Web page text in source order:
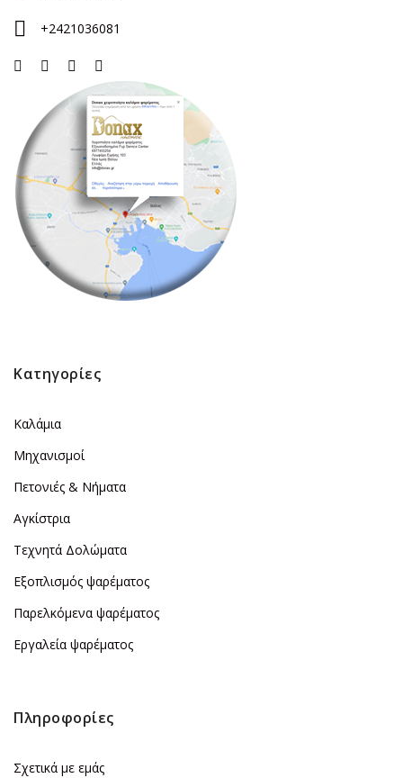
+2421036081
Κατηγορίες
Καλάμια
Μηχανισμοί
Πετονιές & Νήματα
Αγκίστρια
Τεχνητά Δολώματα
Εξοπλισμός ψαρέματος
Παρελκόμενα ψαρέματος
Εργαλεία ψαρέματος
Πληροφορίες
Σχετικά με εμάς